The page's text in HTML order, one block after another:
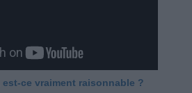
ce vraiment raisonnable ?